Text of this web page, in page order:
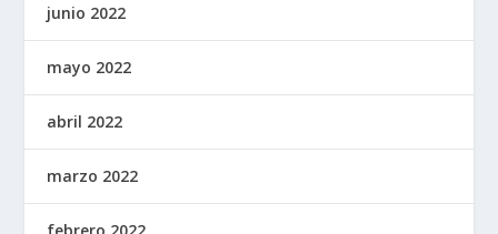
junio 2022
mayo 2022
abril 2022
marzo 2022